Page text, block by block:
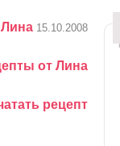
Лина 15.10.2008
от Лина
рецепт